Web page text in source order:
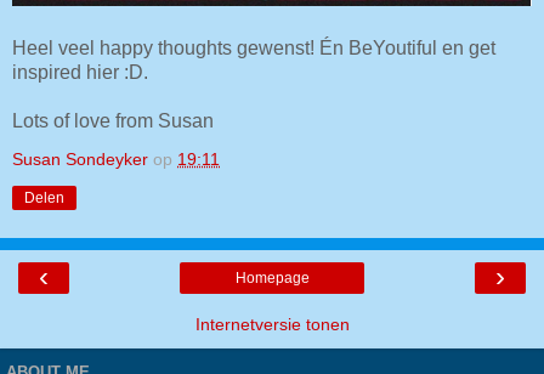
Heel veel happy thoughts gewenst! Én BeYoutiful en get
inspired hier :D.
Lots of love from Susan
Susan Sondeyker op 19:11
Delen
‹ ›
Homepage
Internetversie tonen